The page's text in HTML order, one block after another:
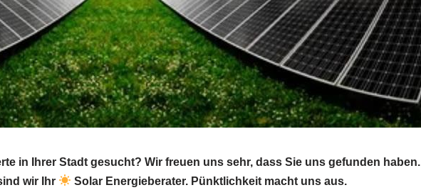
in Ihrer Stadt gesucht? Wir freuen uns sehr, dass Sie uns gefunden haben.
wir Ihr
Solar Energieberater. Pünktlichkeit macht uns aus.